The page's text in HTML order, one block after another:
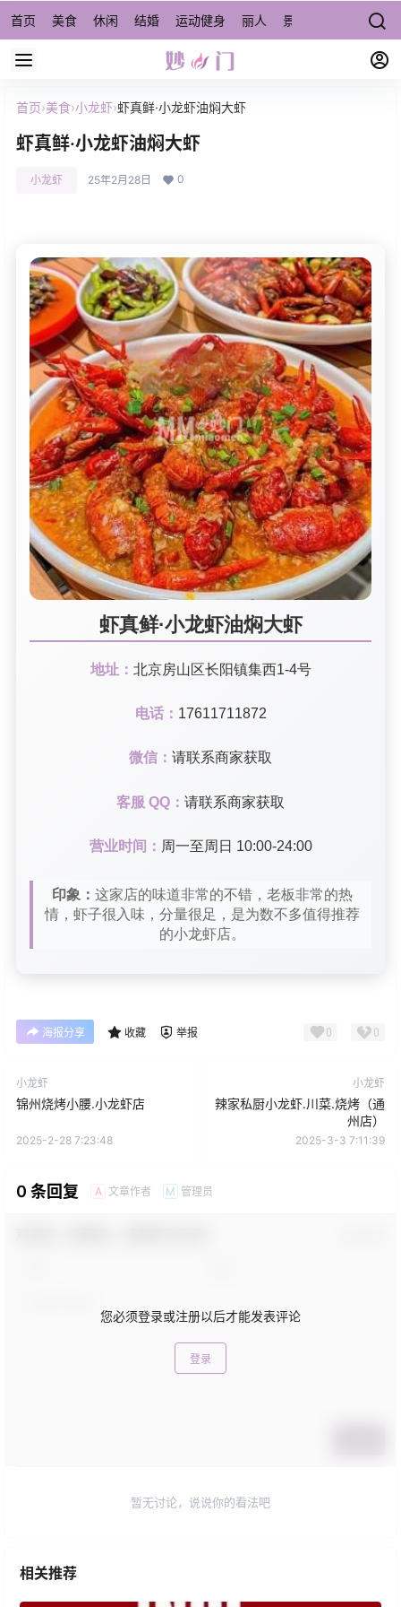
首页 美食 休闲 结婚 运动健身 丽人 景点/周边游 宠物
首页›美食›小龙虾›虾真鲜·小龙虾油焖大虾
虾真鲜·小龙虾油焖大虾
小龙虾 25年2月28日 0
虾真鲜·小龙虾油焖大虾
地址： 北京房山区长阳镇集西1-4号
电话： 17611711872
微信： 请联系商家获取
客服 QQ： 请联系商家获取
营业时间： 周一至周日 10:00-24:00
印象： 这家店的味道非常的不错，老板非常的热
情，虾子很入味，分量很足，是为数不多值得推荐
的小龙虾店。
海报分享 收藏 举报 0 0
小龙虾
锦州烧烤小腰.小龙虾店
2025-2-28 7:23:48
小龙虾
辣家私厨小龙虾.川菜.烧烤（通
州店）
2025-3-3 7:11:39
0 条回复 A 文章作者 M 管理员
您必须登录或注册以后才能发表评论
登录
暂无讨论，说说你的看法吧
相关推荐